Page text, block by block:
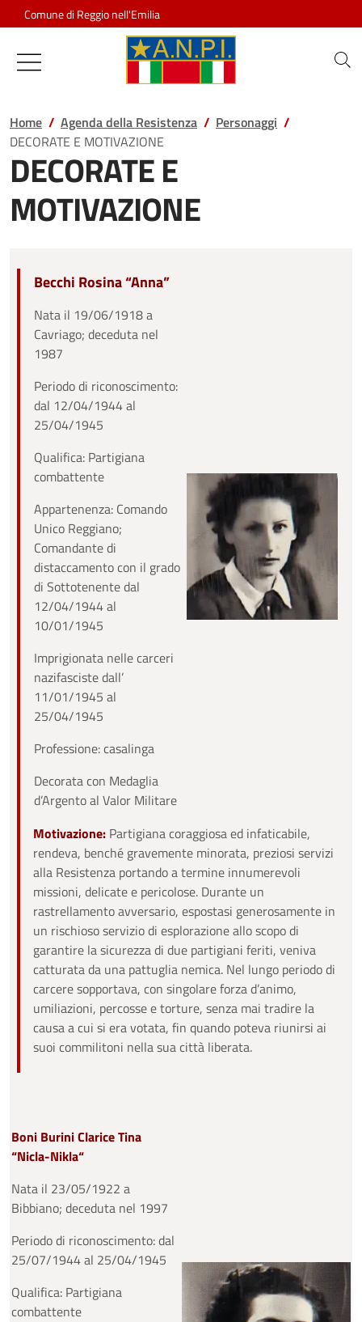
Salta al contenuto
Comune di Reggio nell'Emilia
Associazione Nazionale
Home Agenda della Resistenza
Personaggi
DECORATE E MOTIVAZIONE
DECORATE E
MOTIVAZIONE
Becchi Rosina “Anna”
Nata il 19/06/1918 a
Cavriago; deceduta nel
1987
Periodo di riconoscimento:
dal 12/04/1944 al
25/04/1945
Qualifica: Partigiana
combattente
Appartenenza: Comando
Unico Reggiano;
Comandante di
distaccamento con il grado
di Sottotenente dal
12/04/1944 al
10/01/1945
Imprigionata nelle carceri
nazifasciste dall’
11/01/1945 al
25/04/1945
Professione: casalinga
Decorata con Medaglia
d’Argento al Valor Militare
Motivazione: Partigiana coraggiosa ed infaticabile,
rendeva, benché gravemente minorata, preziosi servizi
alla Resistenza portando a termine innumerevoli
missioni, delicate e pericolose. Durante un
rastrellamento avversario, espostasi generosamente in
un rischioso servizio di esplorazione allo scopo di
garantire la sicurezza di due partigiani feriti, veniva
catturata da una pattuglia nemica. Nel lungo periodo di
carcere sopportava, con singolare forza d’animo,
umiliazioni, percosse e torture, senza mai tradire la
causa a cui si era votata, fin quando poteva riunirsi ai
suoi commilitoni nella sua città liberata.
Boni Burini Clarice Tina
“Nicla-Nikla“
Nata il 23/05/1922 a
Bibbiano; deceduta nel 1997
Periodo di riconoscimento: dal
25/07/1944 al 25/04/1945
Qualifica: Partigiana
combattente